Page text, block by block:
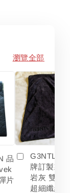
瀏覽全部
品
片
牌訂製款
岩灰 雙色
超細纖維